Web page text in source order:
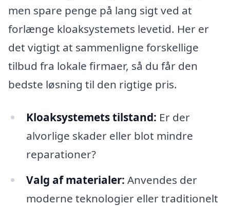
men spare penge på lang sigt ved at
forlænge kloaksystemets levetid. Her er
det vigtigt at sammenligne forskellige
tilbud fra lokale firmaer, så du får den
bedste løsning til den rigtige pris.
Kloaksystemets tilstand: Er der
alvorlige skader eller blot mindre
reparationer?
Valg af materialer: Anvendes der
moderne teknologier eller traditionelt